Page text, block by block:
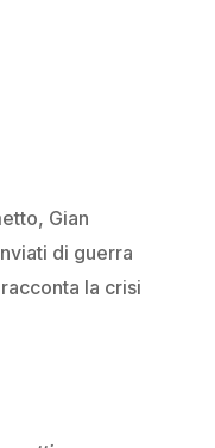
Gian
di guerra
la crisi